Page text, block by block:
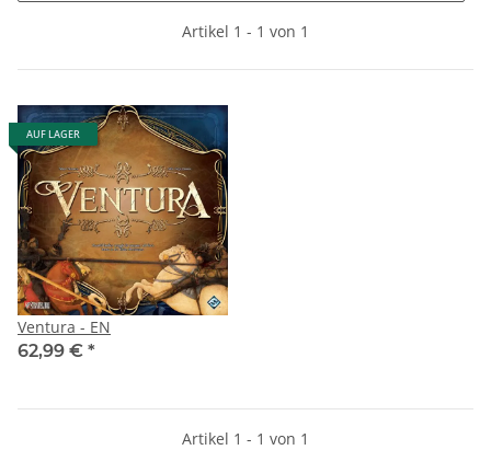
Artikel 1 - 1 von 1
AUF LAGER
Ventura - EN
62,99 € *
Artikel 1 - 1 von 1